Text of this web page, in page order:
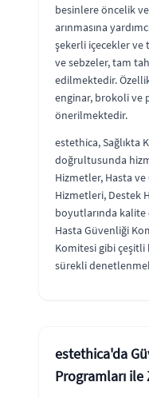
besinlere öncelik
arınmasına
şekerli içecekler ve
ve sebzeler, tam
edilmektedir.
enginar, brokoli ve
önerilmektedir.
estethica, Sağlıkta
doğrultusunda
Hizmetler, Hasta ve
Hizmetleri, Destek
boyutlarında kalite
Hasta Güvenliği
Komitesi gibi
sürekli
estethica'da
Programları ile